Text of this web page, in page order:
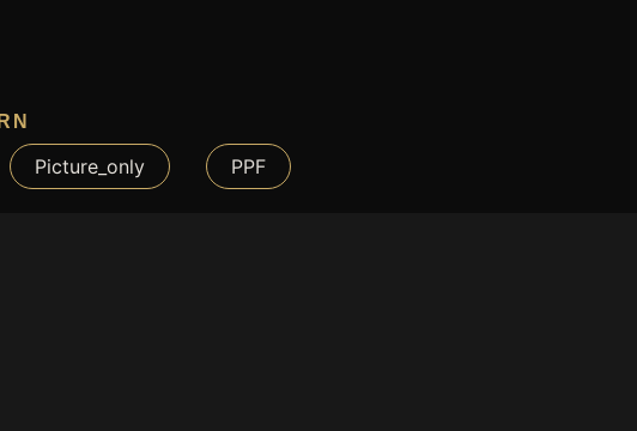
Picture_only PPF